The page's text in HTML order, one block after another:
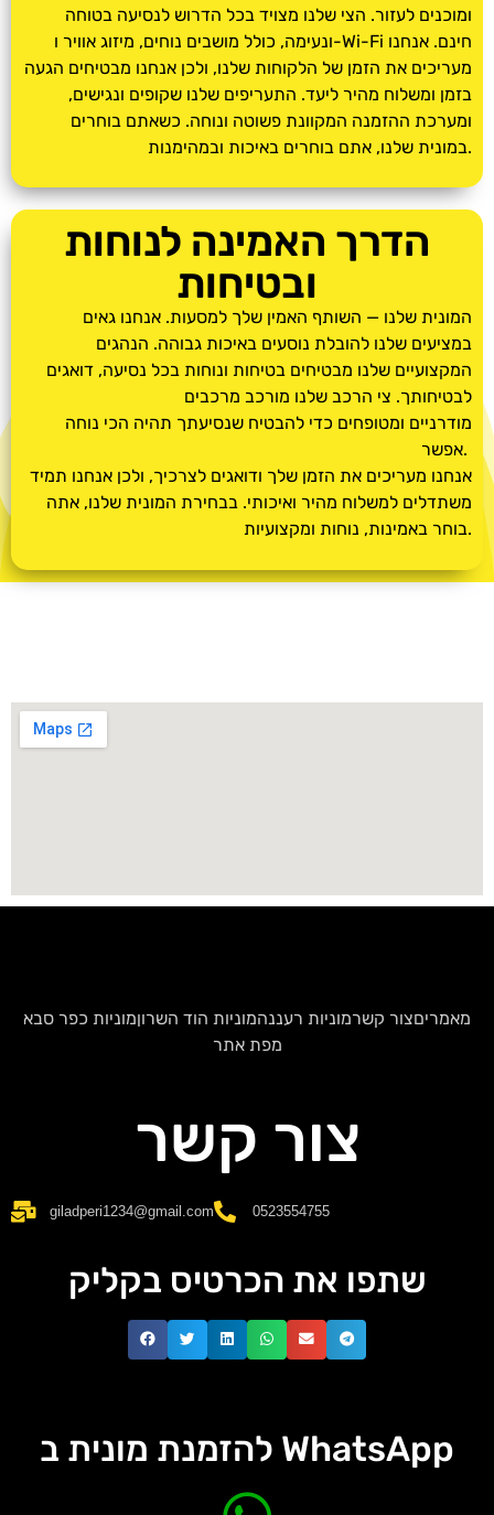
ומוכנים לעזור. הצי שלנו מצויד בכל הדרוש לנסיעה בטוחה
ונעימה, כולל מושבים נוחים, מיזוג אוויר ו-Wi-Fi חינם. אנחנו
מעריכים את הזמן של הלקוחות שלנו, ולכן אנחנו מבטיחים הגעה
בזמן ומשלוח מהיר ליעד. התעריפים שלנו שקופים ונגישים,
ומערכת ההזמנה המקוונת פשוטה ונוחה. כשאתם בוחרים
במונית שלנו, אתם בוחרים באיכות ובמהימנות.
הדרך האמינה לנוחות
ובטיחות
המונית שלנו — השותף האמין שלך למסעות. אנחנו גאים
במציעים שלנו להובלת נוסעים באיכות גבוהה. הנהגים
המקצועיים שלנו מבטיחים בטיחות ונוחות בכל נסיעה, דואגים
לבטיחותך. צי הרכב שלנו מורכב מרכבים
מודרניים ומטופחים כדי להבטיח שנסיעתך תהיה הכי נוחה
אפשר.
אנחנו מעריכים את הזמן שלך ודואגים לצרכיך, ולכן אנחנו תמיד
משתדלים למשלוח מהיר ואיכותי. בבחירת המונית שלנו, אתה
בוחר באמינות, נוחות ומקצועיות.
מוניות כפר סבאמוניות הוד השרוןמוניות רעננהצור קשרמאמרים
מפת אתר
צור קשר
giladperi1234@gmail.com 0523554755
שתפו את הכרטיס בקליק
להזמנת מונית ב WhatsApp